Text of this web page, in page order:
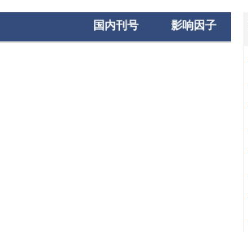
国内刊号 影响因子